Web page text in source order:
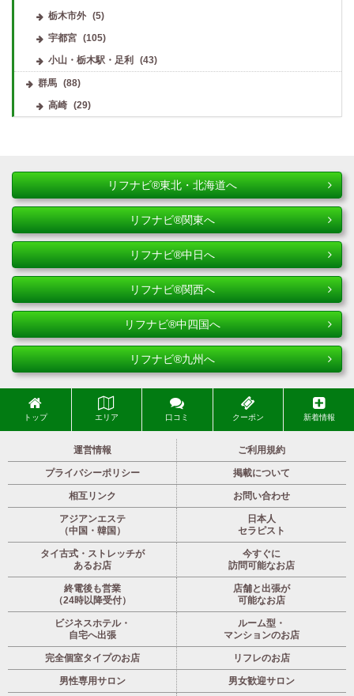
栃木市外
(5)
宇都宮
(105)
小山・栃木駅・足利
(43)
群馬 (88)
高崎
(29)
リフナビ®東北・北海道へ
リフナビ®関東へ
リフナビ®中日へ
リフナビ®関西へ
リフナビ®中四国へ
リフナビ®九州へ
トップ エリア 口コミ クーポン 新着情報
運営情報 ご利用規約
プライバシーポリシー 掲載について
相互リンク お問い合わせ
アジアンエステ
（中国・韓国）
日本人
セラピスト
タイ古式・ストレッチが
あるお店
今すぐに
訪問可能なお店
終電後も営業
（24時以降受付）
店舗と出張が
可能なお店
ビジネスホテル・
自宅へ出張
ルーム型・
マンションのお店
完全個室タイプのお店 リフレのお店
男性専用サロン 男女歓迎サロン